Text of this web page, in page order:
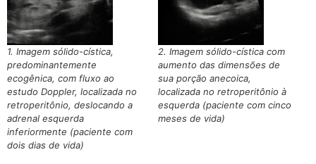
1. Imagem sólido-cística,
predominantemente
ecogênica, com fluxo ao
estudo Doppler, localizada no
retroperitônio, deslocando a
adrenal esquerda
inferiormente (paciente com
dois dias de vida)
2. Imagem sólido-cística com
aumento das dimensões de
sua porção anecoica,
localizada no retroperitônio à
esquerda (paciente com cinco
meses de vida)